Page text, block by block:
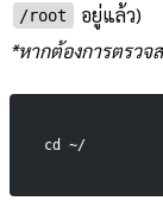
/root
อยู่แล้ว)
*หากต้องการตรวจ
cd ~/